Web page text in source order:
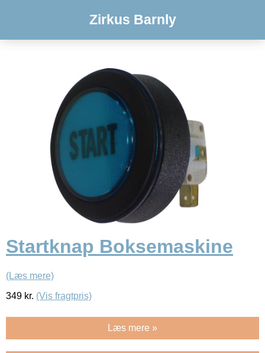
Zirkus Barnly
Startknap Boksemaskine
(Læs mere)
349 kr. (Vis fragtpris)
Læs mere »